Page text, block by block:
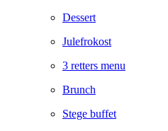
Dessert
Julefrokost
3 retters menu
Brunch
Stege buffet